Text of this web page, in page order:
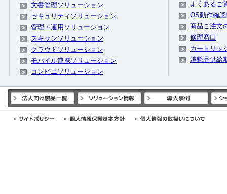
文書管理ソリューション
セキュリティソリューション
管理・運用ソリューション
スキャンソリューション
クラウドソリューション
モバイル連携ソリューション
コンビニソリューション
よくあるご
OS動作確
商品ご注文
修理窓口
カートリッ
消耗品供給